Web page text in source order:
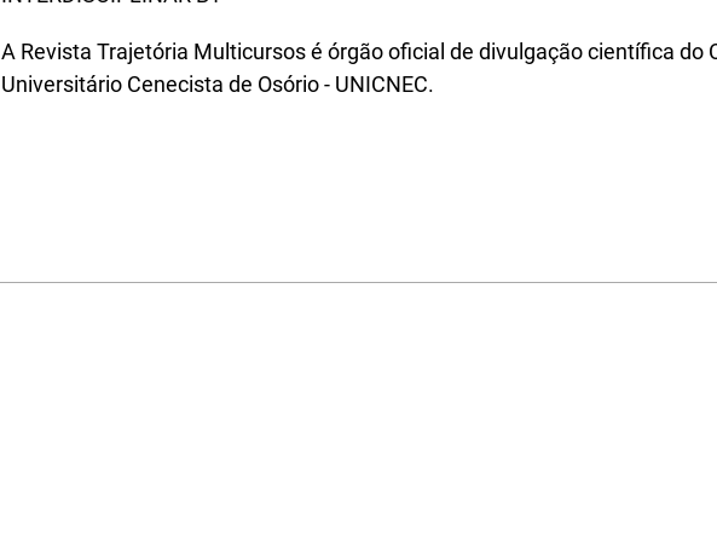
A Revista Trajetória Multicursos é órgão oficial de divulgação científica do
Universitário Cenecista de Osório - UNICNEC.